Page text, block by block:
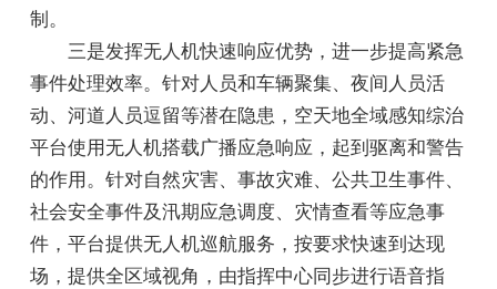
制。
三是发挥无人机快速响应优势，进一步提高紧急
事件处理效率。针对人员和车辆聚集、夜间人员活
动、河道人员逗留等潜在隐患，空天地全域感知综治
平台使用无人机搭载广播应急响应，起到驱离和警告
的作用。针对自然灾害、事故灾难、公共卫生事件、
社会安全事件及汛期应急调度、灾情查看等应急事
件，平台提供无人机巡航服务，按要求快速到达现
场，提供全区域视角，由指挥中心同步进行语音指